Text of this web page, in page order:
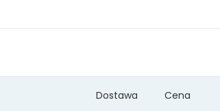
Dostawa Cena